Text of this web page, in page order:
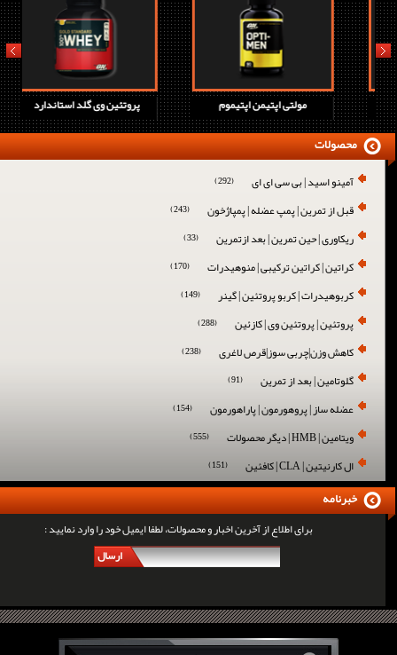
پروتئین مولتی اپتیمن اپتیموم پروتئین وی اچ دی جدید
prev next
آمینو اسید | بی سی ای ای (292)
قبل از تمرین | پمپ عضله | پمپاژخون (243)
ریکاوری | حین تمرین | بعد ازتمرین (33)
کراتین | کراتین ترکیبی | منوهیدرات (170)
کربوهیدرات | کربو پروتئین | گینر (149)
پروتئین | پروتئین وی | کازئین (288)
کاهش وزن|چربی سوز|قرص لاغری (238)
گلوتامین | بعد از تمرین (91)
عضله ساز | پروهورمون | پاراهورمون (154)
ویتامین | HMB | دیگر محصولات (555)
ال کارنیتین | CLA | کافئین (151)
محصولات
برای اطلاع از آخرین اخبار و محصولات، لطفا ایمیل خود را وارد نمایید :
ارسال
خبرنامه